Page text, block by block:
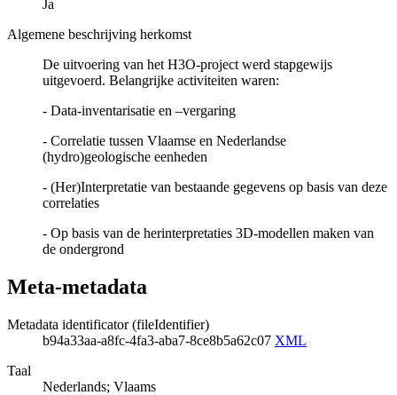
Ja
Algemene beschrijving herkomst
De uitvoering van het H3O-project werd stapgewijs
uitgevoerd. Belangrijke activiteiten waren:
- Data-inventarisatie en –vergaring
- Correlatie tussen Vlaamse en Nederlandse
(hydro)geologische eenheden
- (Her)Interpretatie van bestaande gegevens op basis van deze
correlaties
- Op basis van de herinterpretaties 3D-modellen maken van
de ondergrond
Meta-metadata
Metadata identificator (fileIdentifier)
b94a33aa-a8fc-4fa3-aba7-8ce8b5a62c07 XML
Taal
Nederlands; Vlaams